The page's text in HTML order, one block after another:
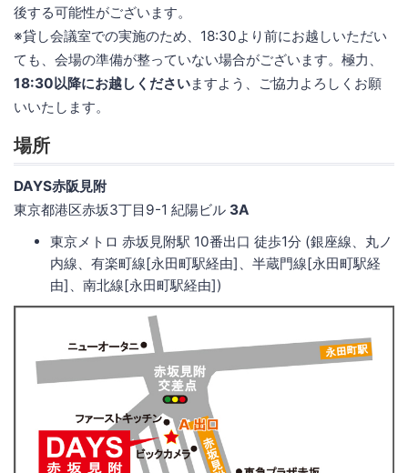
後する可能性がございます。
※貸し会議室での実施のため、18:30より前にお越しいただい
ても、会場の準備が整っていない場合がございます。極力、
18:30以降にお越しくださいますよう、ご協力よろしくお願
いいたします。
場所
DAYS赤阪見附
東京都港区赤坂3丁目9-1 紀陽ビル 3A
東京メトロ 赤坂見附駅 10番出口 徒歩1分 (銀座線、丸ノ
内線、有楽町線[永田町駅経由]、半蔵門線[永田町駅経
由]、南北線[永田町駅経由])